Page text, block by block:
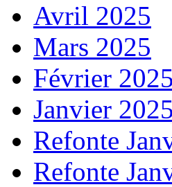
Avril 2025
Mars 2025
Février 2025
Janvier 2025
Refonte
Refonte